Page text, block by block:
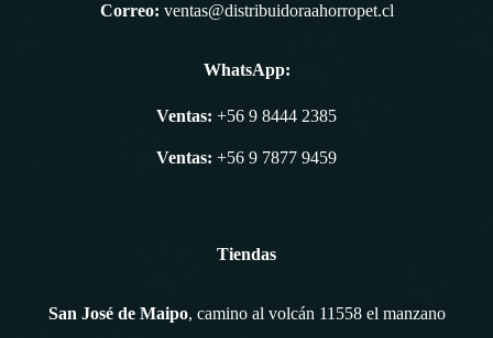
Correo: ventas@distribuidoraahorropet.cl
WhatsApp:
Ventas: +56 9 8444 2385
Ventas: +56 9 7877 9459
Tiendas
San José de Maipo, camino al volcán 11558 el manzano